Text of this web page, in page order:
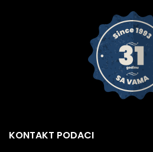
KONTAKT PODACI